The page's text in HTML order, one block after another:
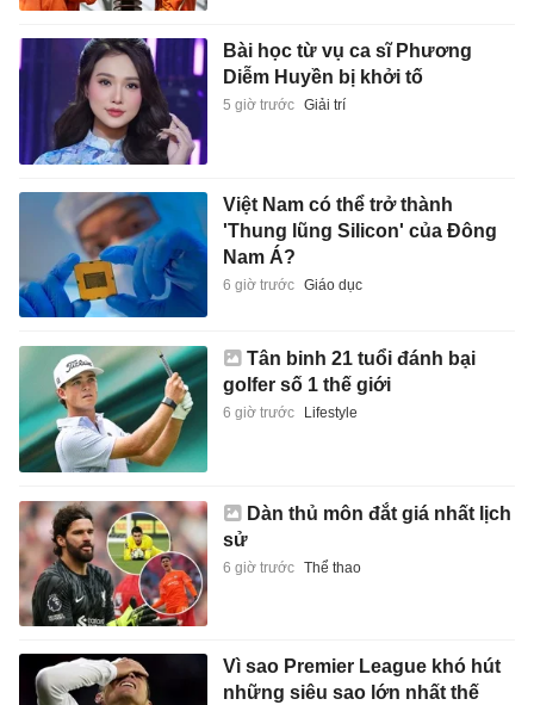
Bài học từ vụ ca sĩ Phương
Diễm Huyền bị khởi tố
5 giờ trước Giải trí
Việt Nam có thể trở thành
'Thung lũng Silicon' của Đông
Nam Á?
6 giờ trước Giáo dục
Tân binh 21 tuổi đánh bại
golfer số 1 thế giới
6 giờ trước Lifestyle
Dàn thủ môn đắt giá nhất lịch
sử
6 giờ trước Thể thao
Vì sao Premier League khó hút
những siêu sao lớn nhất thế